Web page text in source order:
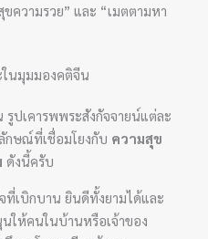
ความรวย” และ “เมตตามหา
นมุมมองคติจีน
รูปเคารพพระสังกัจจายน์แต่ละ
กษณ์ที่เชื่อมโยงกับ ความสุข
ดังนี้ครับ
ที่เบิกบาน ยินดีทั้งยามได้และ
ให้คนในบ้านหรือเจ้าของ